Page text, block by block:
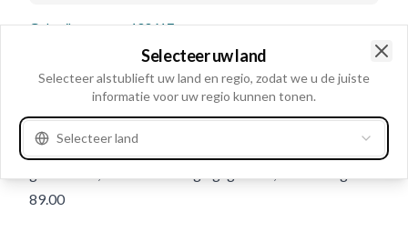
Gebruiksnummer133617
Details en beschrijving
Stroom kortstondig 50 Amp., Seconden 5, Volt 24,
Ampère: 50, Aantal bevestigingsgaten 2,
Buitendiameter 41.70, Opmerkingen Dubbel
89.00
Selecteer uw land
Selecteer alstublieft uw land en regio, zodat we u de juiste
informatie voor uw regio kunnen tonen.
Selecteer land